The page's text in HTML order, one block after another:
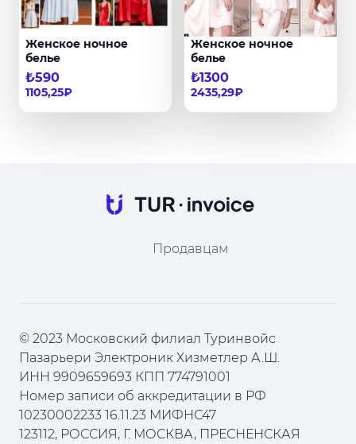
Женское ночное
белье
₺590
1105,25₽
Женское ночное
белье
₺1300
2435,29₽
Продавцам
© 2023 Московский филиал Туринвойс
Пазарьери Электроник Хизметлер А.Ш.
ИНН 9909659693 КПП 774791001
Номер записи об аккредитации в РФ
10230002233 16.11.23 МИФНС47
123112, РОССИЯ, Г. МОСКВА, ПРЕСНЕНСКАЯ